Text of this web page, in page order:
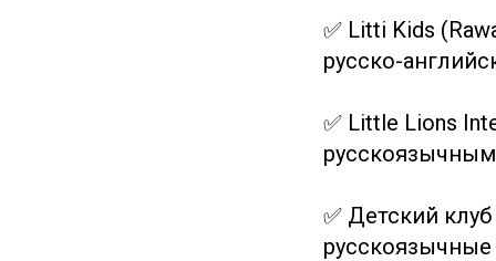
✅ Litti Kids
русско-
✅ Little Lions
✅ Детский
русскоязычные